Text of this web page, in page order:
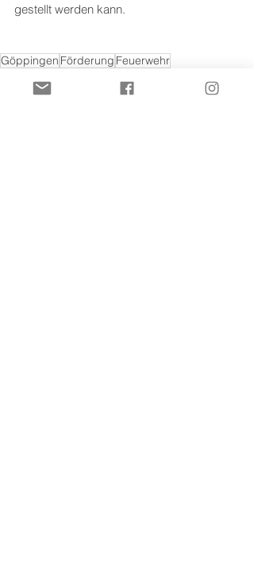
gestellt werden kann.
Göppingen Förderung Feuerwehr